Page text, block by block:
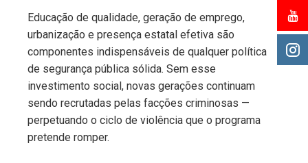
Educação de qualidade, geração de emprego,
urbanização e presença estatal efetiva são
componentes indispensáveis de qualquer política
de segurança pública sólida. Sem esse
investimento social, novas gerações continuam
sendo recrutadas pelas facções criminosas —
perpetuando o ciclo de violência que o programa
pretende romper.